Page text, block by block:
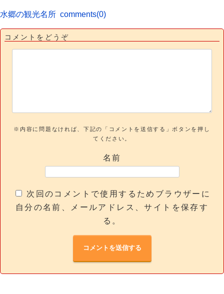
水郷の観光名所 comments(0)
コメントをどうぞ
※内容に問題なければ、下記の「コメントを送信する」ボタンを押し
てください。
名前
次回のコメントで使用するためブラウザーに
自分の名前、メールアドレス、サイトを保存す
る。